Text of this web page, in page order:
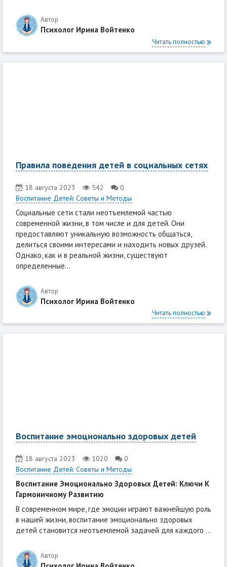
Автор
Психолог Ирина Войтенко
Читать полностью
Правила поведения детей в социальных сетях
18 августа 2023 542
0
Воспитание Детей: Советы и Методы
Социальные сети стали неотъемлемой частью
современной жизни, в том числе и для детей. Они
предоставляют уникальную возможность общаться,
делиться своими интересами и находить новых друзей.
Однако, как и в реальной жизни, существуют
определенные...
Автор
Психолог Ирина Войтенко
Читать полностью
Воспитание эмоционально здоровых детей
18 августа 2023 1020
0
Воспитание Детей: Советы и Методы
Воспитание Эмоционально Здоровых Детей: Ключи К
Гармоничному Развитию
В современном мире, где эмоции играют важнейшую роль
в нашей жизни, воспитание эмоционально здоровых
детей становится неотъемлемой задачей для каждого ...
Автор